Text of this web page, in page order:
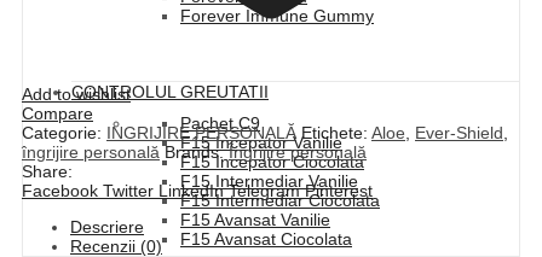
Forever Immune Gummy
CONTROLUL GREUTATII
Pachet C9
F15 Incepator Vanilie
F15 Incepator Ciocolata
F15 Intermediar Vanilie
F15 Intermediar Ciocolata
F15 Avansat Vanilie
F15 Avansat Ciocolata
Add to wishlist
Compare
Categorie: INGRIJIRE PERSONALĂ Etichete: Aloe Ever-Shield
îngrijire personală Brands:Îngrijire personală
Share:
Facebook Twitter LinkedIn Telegram Pinterest
Descriere
Recenzii (0)